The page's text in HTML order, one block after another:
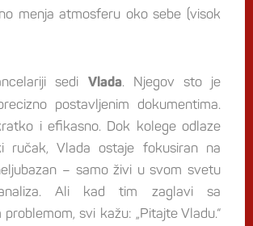
menja atmosferu oko sebe (visok
sedi Vlada. Njegov sto je
postavljenim dokumentima.
i efikasno. Dok kolege odlaze
ručak, Vlada ostaje fokusiran na
– samo živi u svom svetu
Ali kad tim zaglavi sa
svi kažu: „Pitajte Vladu.“